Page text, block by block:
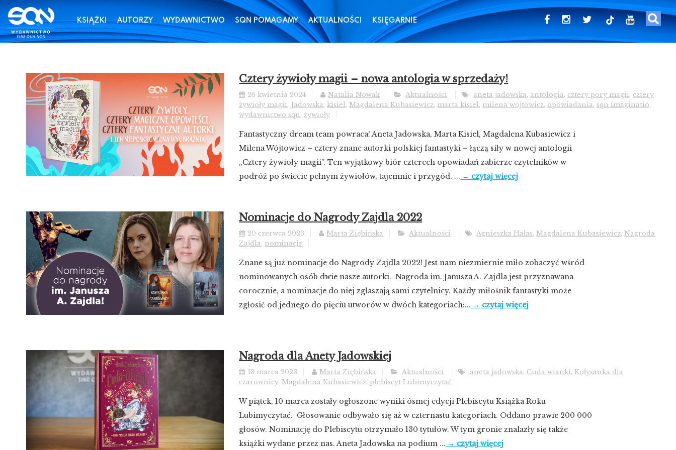
KSIĄŻKI AUTORZY WYDAWNICTWO SQN POMAGAMY AKTUALNOŚCI KSIĘGARNIE tiktok
Cztery żywioły magii – nowa antologia w sprzedaży!
26 kwietnia 2024 Natalia Nowak Aktualności aneta jadowska, antologia, cztery pory magii, cztery
żywioły magii, Jadowska,kisiel,Magdalena Kubasiewicz, marta kisiel, milena wojtowicz, opowiadania, sqn imaginatio,
wydawnictwo sqn,żywioły
Fantastyczny dream team powraca! Aneta Jadowska, Marta Kisiel, Magdalena Kubasiewicz i
Milena Wójtowicz – cztery znane autorki polskiej fantastyki – łączą siły w nowej antologii
„Cztery żywioły magii”. Ten wyjątkowy biór czterech opowiadań zabierze czytelników w
podróż po świecie pełnym żywiołów, tajemnic i przygód. ... → czytaj więcej
Nominacje do Nagrody Zajdla 2022
20 czerwca 2023 Marta Ziębińska Aktualności Agnieszka Hałas,Magdalena Kubasiewicz,Nagroda
Zajdla, nominacje
Znane są już nominacje do Nagrody Zajdla 2022! Jest nam niezmiernie miło zobaczyć wśród
nominowanych osób dwie nasze autorki. Nagroda im. Janusza A. Zajdla jest przyznawana
corocznie, a nominacje do niej zgłaszają sami czytelnicy. Każdy miłośnik fantastyki może
zgłosić od jednego do pięciu utworów w dwóch kategoriach:... → czytaj więcej
Nagroda dla Anety Jadowskiej
13 marca 2023 Marta Ziębińska Aktualności aneta jadowska, Cuda wianki,Kołysanka dla
czarownicy,Magdalena Kubasiewicz, plebiscyt Lubimyczytać
W piątek, 10 marca zostały ogłoszone wyniki ósmej edycji Plebiscytu Książka Roku
Lubimyczytać. Głosowanie odbywało się aż w czternastu kategoriach. Oddano prawie 200 000
głosów. Nominację do Plebiscytu otrzymało 130 tytułów. W tym gronie znalazły się także
książki wydane przez nas. Aneta Jadowska na podium ... → czytaj więcej